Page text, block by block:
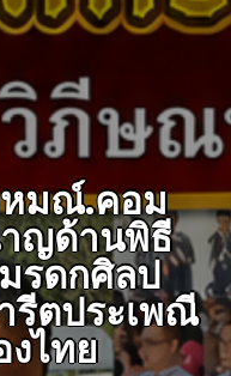
หมณ์.คอม
ญด้านพิธี
รดกศิลป
รีตประเพณี
ไทย